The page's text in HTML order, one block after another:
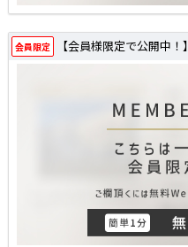
会員限定 【会員様限定で公開中！】